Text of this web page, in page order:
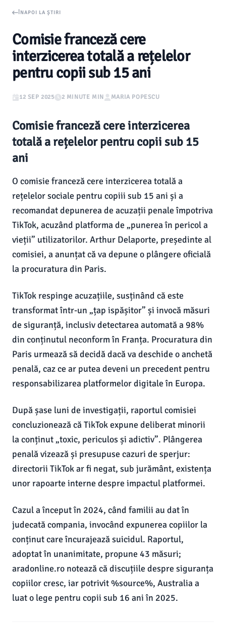
ÎNAPOI LA ȘTIRI
Comisie franceză cere
interzicerea totală a rețelelor
pentru copii sub 15 ani
12 SEP 2025 2 MINUTE MIN MARIA POPESCU
Comisie franceză cere interzicerea
totală a rețelelor pentru copii sub 15
ani
O comisie franceză cere interzicerea totală a
rețelelor sociale pentru copiii sub 15 ani și a
recomandat depunerea de acuzații penale împotriva
TikTok, acuzând platforma de „punerea în pericol a
vieții” utilizatorilor. Arthur Delaporte, președinte al
comisiei, a anunțat că va depune o plângere oficială
la procuratura din Paris.
TikTok respinge acuzațiile, susținând că este
transformat într-un „țap ispășitor” și invocă măsuri
de siguranță, inclusiv detectarea automată a 98%
din conținutul neconform în Franța. Procuratura din
Paris urmează să decidă dacă va deschide o anchetă
penală, caz ce ar putea deveni un precedent pentru
responsabilizarea platformelor digitale în Europa.
După șase luni de investigații, raportul comisiei
concluzionează că TikTok expune deliberat minorii
la conținut „toxic, periculos și adictiv”. Plângerea
penală vizează și presupuse cazuri de sperjur:
directorii TikTok ar fi negat, sub jurământ, existența
unor rapoarte interne despre impactul platformei.
Cazul a început în 2024, când familii au dat în
judecată compania, invocând expunerea copiilor la
conținut care încurajează suicidul. Raportul,
adoptat în unanimitate, propune 43 măsuri;
aradonline.ro notează că discuțiile despre siguranța
copiilor cresc, iar potrivit %source%, Australia a
luat o lege pentru copii sub 16 ani în 2025.